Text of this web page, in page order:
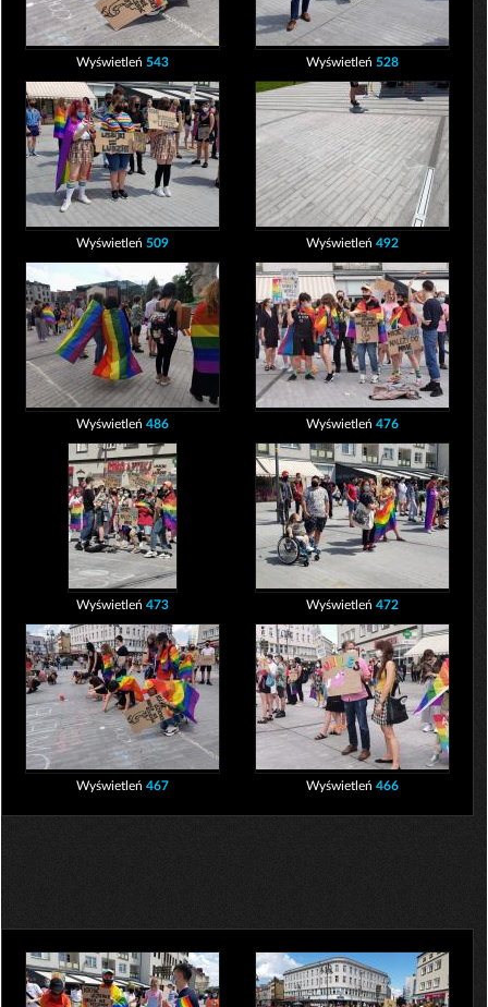
Wyświetleń 543 Wyświetleń 528
Wyświetleń 509 Wyświetleń 492
Wyświetleń 486 Wyświetleń 476
Wyświetleń 473 Wyświetleń 472
Wyświetleń 467 Wyświetleń 466